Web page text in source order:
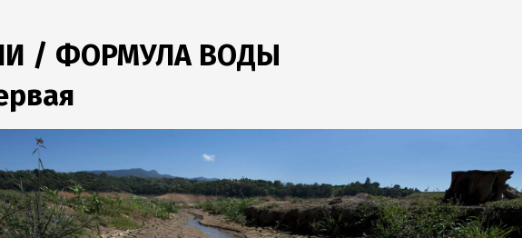
/ ФОРМУЛА ВОДЫ